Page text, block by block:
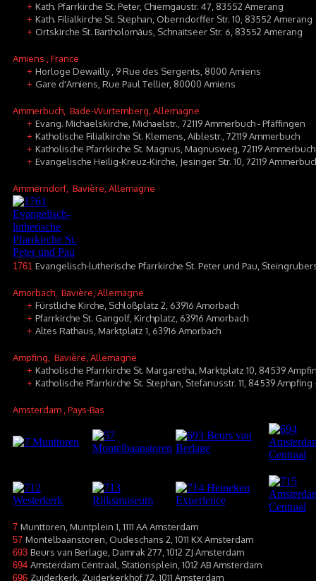
+ Kath. Pfarrkirche St. Peter, Chiemgaustr. 47, 83552 Amerang
+ Kath. Filialkirche St. Stephan, Oberndorffer Str. 10, 83552 Amerang
+ Ortskirche St. Bartholomäus, Schnaitseer Str. 6, 83552 Amerang
Amiens , France
+ Horloge Dewailly , 9 Rue des Sergents, 8000 Amiens
+ Gare d'Amiens, Rue Paul Tellier, 80000 Amiens
Ammerbuch , Bade-Wurtemberg, Allemagne
+ Evang. Michaelskirche, Michaelstr., 72119 Ammerbuch - Pfäffingen
+ Katholische Filialkirche St. Klemens, Aiblestr., 72119 Ammerbuch
+ Katholische Pfarrkirche St. Magnus, Magnusweg, 72119
+ Evangelische Heilig-Kreuz-Kirche, Jesinger Str. 10, 72119
Ammerndorf , Bavière, Allemagne
1761 Evangelisch-lutherische Pfarrkirche St. Peter und Pau,
Amorbach , Bavière, Allemagne
+ Fürstliche Kirche, Schloßplatz 2, 63916 Amorbach
+ Pfarrkirche St. Gangolf, Kirchplatz, 63916 Amorbach
+ Altes Rathaus, Marktplatz 1, 63916 Amorbach
Ampfing , Bavière, Allemagne
+ Katholische Pfarrkirche St. Margaretha, Marktplatz 10, 84539
+ Katholische Pfarrkirche St. Stephan, Stefanusstr. 11, 84539
Amsterdam , Pays-Bas
7 Munttoren, Muntplein 1, 1111 AA Amsterdam
57 Montelbaanstoren, Oudeschans 2, 1011 KX Amsterdam
693 Beurs van Berlage, Damrak 277, 1012 ZJ Amsterdam
694 Amsterdam Centraal, Stationsplein, 1012 AB Amsterdam
696 Zuiderkerk, Zuiderkerkhof 72, 1011 Amsterdam